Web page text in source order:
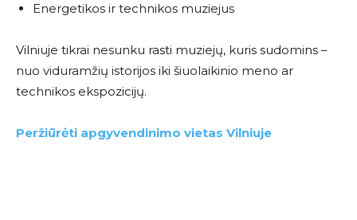
Energetikos ir technikos muziejus
Vilniuje tikrai nesunku rasti muziejų, kuris sudomins –
nuo viduramžių istorijos iki šiuolaikinio meno ar
technikos ekspozicijų.
Peržiūrėti apgyvendinimo vietas Vilniuje